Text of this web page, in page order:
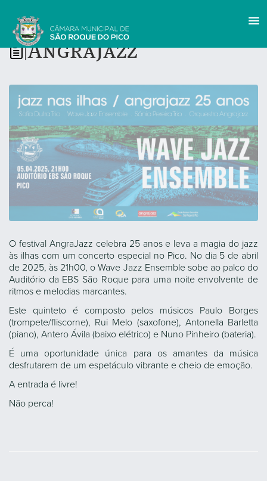
AngraJazz
O festival AngraJazz celebra 25 anos e leva a magia do jazz
às ilhas com um concerto especial no Pico. No dia 5 de abril
de 2025, às 21h00, o Wave Jazz Ensemble sobe ao palco do
Auditório da EBS São Roque para uma noite envolvente de
ritmos e melodias marcantes.
Este quinteto é composto pelos músicos Paulo Borges
(trompete/fliscorne), Rui Melo (saxofone), Antonella Barletta
(piano), Antero Ávila (baixo elétrico) e Nuno Pinheiro (bateria).
É uma oportunidade única para os amantes da música
desfrutarem de um espetáculo vibrante e cheio de emoção.
A entrada é livre!
Não perca!